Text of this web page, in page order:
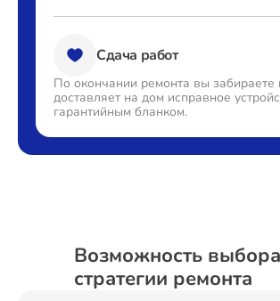
Сдача работ
По окончании ремонта вы забираете
доставляет на дом исправное
гарантийным бланком.
Возможность выбора
стратегии ремонта